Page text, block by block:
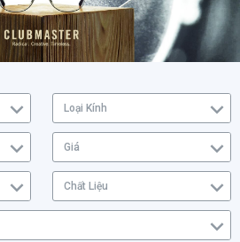
Loại Kính
Giá
Chất Liệu